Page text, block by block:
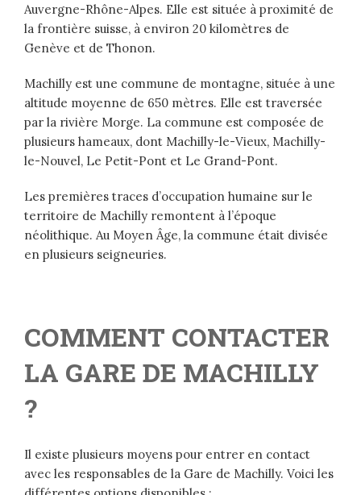
Auvergne-Rhône-Alpes. Elle est située à proximité de
la frontière suisse, à environ 20 kilomètres de
Genève et de Thonon.
Machilly est une commune de montagne, située à une
altitude moyenne de 650 mètres. Elle est traversée
par la rivière Morge. La commune est composée de
plusieurs hameaux, dont Machilly-le-Vieux, Machilly-
le-Nouvel, Le Petit-Pont et Le Grand-Pont.
Les premières traces d’occupation humaine sur le
territoire de Machilly remontent à l’époque
néolithique. Au Moyen Âge, la commune était divisée
en plusieurs seigneuries.
COMMENT CONTACTER
LA GARE DE MACHILLY
?
Il existe plusieurs moyens pour entrer en contact
avec les responsables de la Gare de Machilly. Voici les